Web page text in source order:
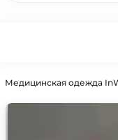
Медицинская одежда